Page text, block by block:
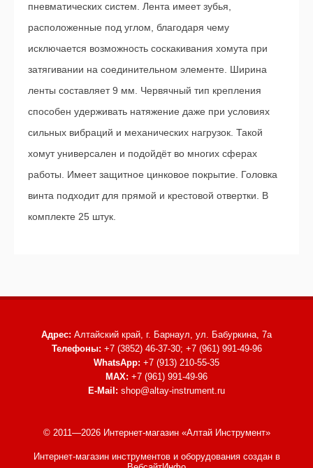
пневматических систем. Лента имеет зубья,
расположенные под углом, благодаря чему
исключается возможность соскакивания хомута при
затягивании на соединительном элементе. Ширина
ленты составляет 9 мм. Червячный тип крепления
способен удерживать натяжение даже при условиях
сильных вибраций и механических нагрузок. Такой
хомут универсален и подойдёт во многих сферах
работы. Имеет защитное цинковое покрытие. Головка
винта подходит для прямой и крестовой отвертки. В
комплекте 25 штук.
Адрес: Алтайский край, г. Барнаул, ул. Бабуркина, 7а
Телефоны: +7 (3852) 46-37-30; +7 (961) 991-49-96
WhatsApp: +7 (913) 210-55-35
MAX: +7 (961) 991-49-96
E-Mail: shop@altay-instrument.ru
© 2011—2026 Интернет-магазин «Алтай Инструмент»
Интернет-магазин инструментов и оборудованиясоздан в